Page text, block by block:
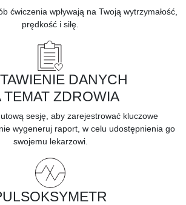
ćwiczenia wpływają na Twoją wytrzymałość,
prędkość i siłę.
DANYCH
TEMAT ZDROWIA
sesję, aby zarejestrować kluczowe
wygeneruj raport, w celu udostępnienia go
swojemu lekarzowi.